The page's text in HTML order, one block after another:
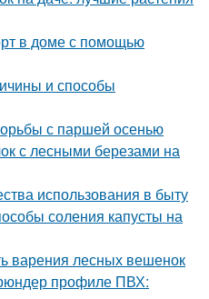
в доме с помощью
и способы
с паршей осенью
с лесными березами на
использования в быту
соления капусты на
варения лесных вешенок
профиле ПВХ: